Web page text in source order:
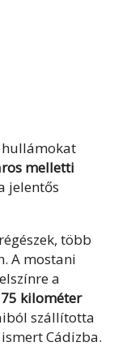
hullámokat
melletti
jelentős
több
A mostani
a
75 kilométer
szállította
Cádizba.